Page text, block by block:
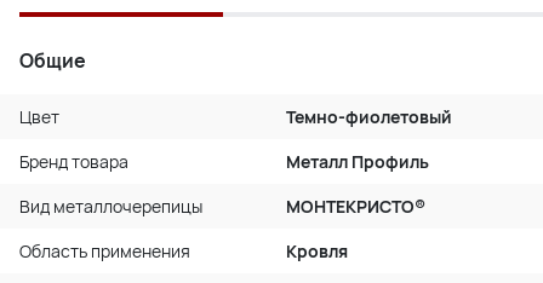
Общие
Цвет
Темно-фиолетовый
Бренд товара
Металл Профиль
Вид металлочерепицы
МОНТЕКРИСТО®
Область применения
Кровля